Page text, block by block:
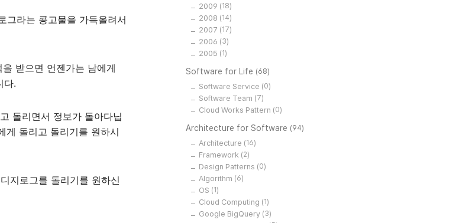
그라는 콩고물을 가득올려서
받으면 언젠가는 남에게
다.
돌리면서 정보가 돌아다닙
게 돌리고 돌리기를 원하시
지로그를 돌리기를 원하신
2009 (18)
2008 (14)
2007 (17)
2006 (3)
2005 (1)
Software for Life (68)
Software Service (0)
Software Team (7)
Cloud Works Pattern (0)
Architecture for Software (94)
Architecture (16)
Framework (2)
Design Patterns (0)
Algorithm (6)
OS (1)
Cloud Computing (1)
Google BigQuery (3)